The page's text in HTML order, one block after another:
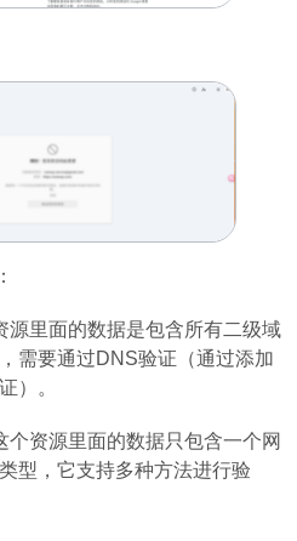
源里面的数据是包含所有二级域
需要通过DNS验证（通过添加
）。
个资源里面的数据只包含一个网
型，它支持多种方法进行验